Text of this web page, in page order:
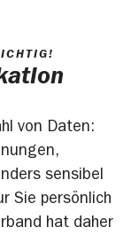
von Daten:
sensibel
Sie persönlich
hat daher